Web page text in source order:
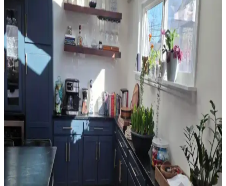
Sherwin Williams Cream & Sugar duvar rengine sahip odalarda
perde seçimi, halı ve dekorasyonla uyumlu tonlarda yapılmalı. Pinch
pleat model perdeler estetik görünüm sağlar ve ton çakışmasını
önler.
Ev Satışında Valance Kullanımı ve Pencere
Dekorasyonunun Mekana Etkileri
Ev satışında valance kullanımı, pencere görünümünü yumuşatırken
mekana renk ve doku katar. Ancak yanlış kullanım mekanda görsel
karmaşa yaratabilir ve ışık alımını kısıtlayabilir.
Orta 2000'ler Sarı Tonları: Mekanlarda Doğru
Renk Seçimi ve Uyum Analizi
Orta 2000'ler sarı tonları, doğru kombinasyonlarla mekanlara
sıcaklık katabilir. Ancak uyumsuz kullanımlarda eski moda ve
sıradan bir görünüm ortaya çıkabilir. Renk seçimi mekanın diğer